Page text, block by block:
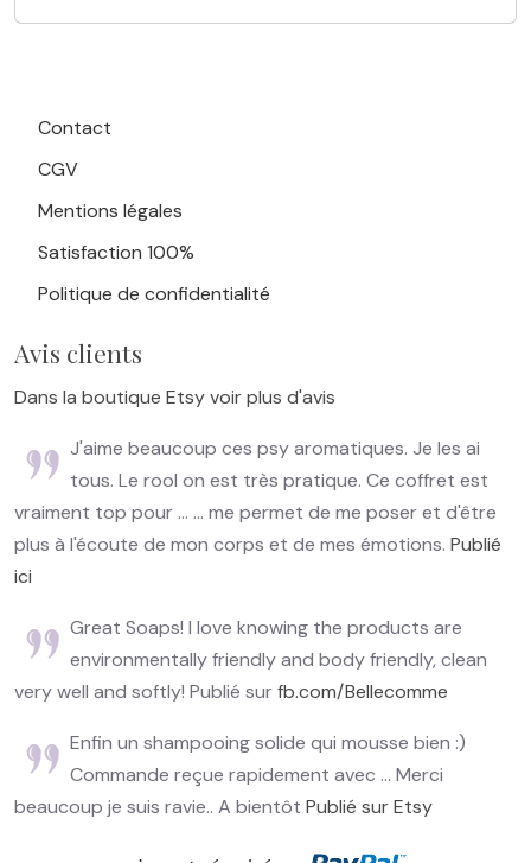
Contact
CGV
Mentions légales
Satisfaction 100%
Politique de confidentialité
Avis clients
Dans la boutique Etsy voir plus d'avis
J'aime beaucoup ces psy aromatiques. Je les ai
tous. Le rool on est très pratique. Ce coffret est
vraiment top pour ... ... me permet de me poser et d'être
plus à l'écoute de mon corps et de mes émotions. Publié
ici
Great Soaps! I love knowing the products are
environmentally friendly and body friendly, clean
very well and softly! Publié surfb.com/Bellecomme
Enfin un shampooing solide qui mousse bien :)
Commande reçue rapidement avec ... Merci
beaucoup je suis ravie.. A bientôt Publié sur Etsy